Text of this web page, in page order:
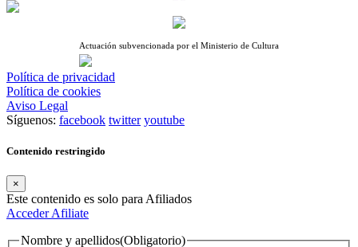
Actuación subvencionada por el Ministerio de Cultura
Política de privacidad
Política de cookies
Aviso Legal
Síguenos: facebook twitter youtube
Contenido restringido
×
Este contenido es solo para Afiliados
AccederAfiliate
Nombre y apellidos(Obligatorio)